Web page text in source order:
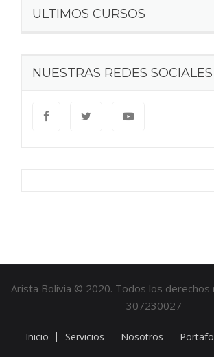
ULTIMOS CURSOS
NUESTRAS REDES SOCIALES
Arista Bolivia © 2020. Todos los
307230027
Inicio Servicios Nosotros